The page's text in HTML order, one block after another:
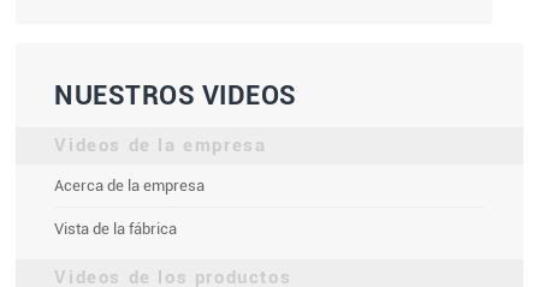
NUESTROS VIDEOS
Videos de la empresa
Acerca de la empresa
Vista de la fábrica
Videos de los productos